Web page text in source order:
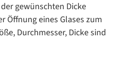
gewünschten Dicke
Öffnung eines Glases zum
Durchmesser, Dicke sind